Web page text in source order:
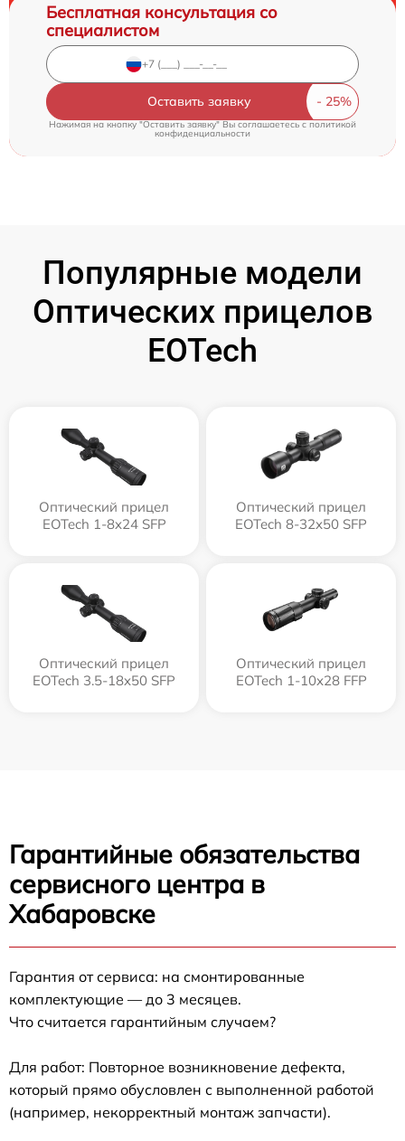
Бесплатная консультация со
специалистом
Оставить заявку
Нажимая на кнопку "Оставить заявку" Вы соглашаетесь cполитикой
конфиденциальности
Популярные модели
Оптических прицелов
EOTech
Оптический прицел
EOTech 1-8x24 SFP
Оптический прицел
EOTech 8-32x50 SFP
Оптический прицел
EOTech 3.5-18x50 SFP
Оптический прицел
EOTech 1-10x28 FFP
Гарантийные обязательства
сервисного центра в
Хабаровске
Гарантия от сервиса: на смонтированные
комплектующие — до 3 месяцев.
Что считается гарантийным случаем?
Для работ: Повторное возникновение дефекта,
который прямо обусловлен с выполненной работой
(например, некорректный монтаж запчасти).